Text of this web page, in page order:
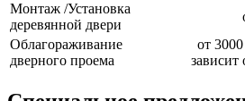
Монтаж /Установка
деревянной двери
Облагораживание
дверного проема
от
зависит